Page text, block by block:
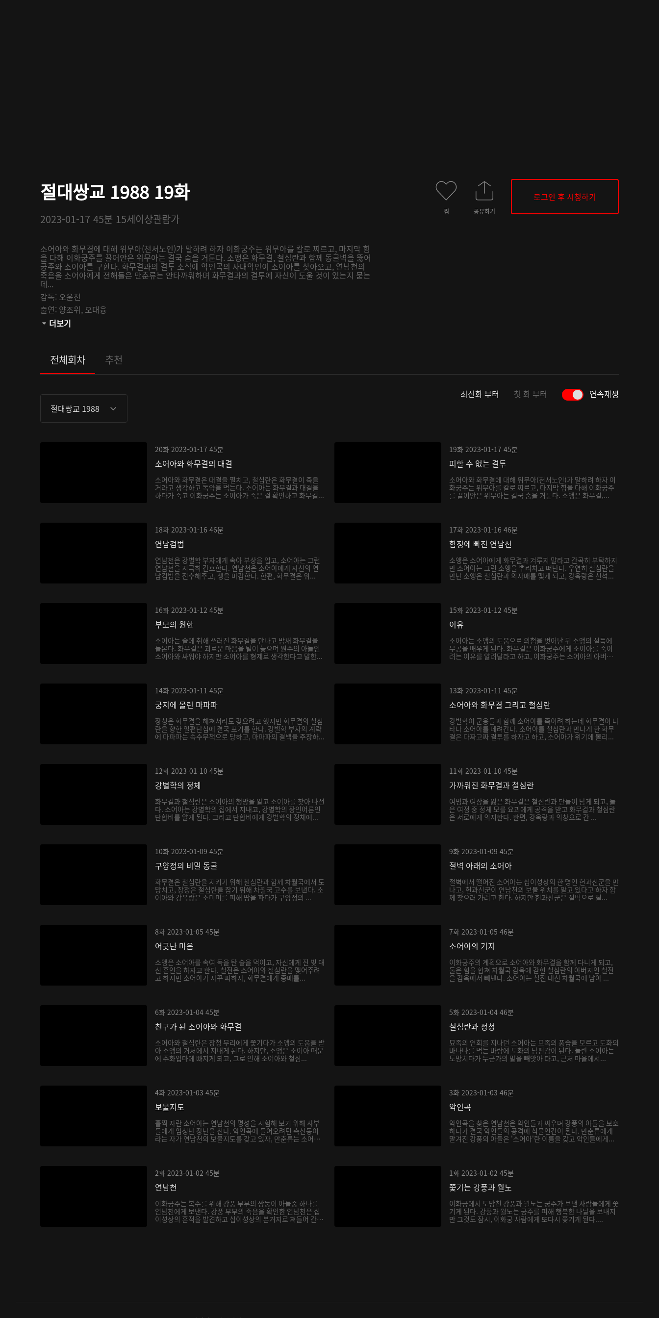
절대쌍교 1988 19화
2023-01-17 45분 15세이상관람가
소어아와 화무결에 대해 위무아(천서노인)가 말하려 하자 이화궁주는 위무아를 칼로 찌르고, 마지막 힘
을 다해 이화궁주를 끌어안은 위무아는 결국 숨을 거둔다. 소앵은 화무결, 철심란과 함께 동굴벽을 뚫어
궁주와 소어아를 구한다. 화무결과의 결투 소식에 악인곡의 사대악인이 소어아를 찾아오고, 연남천의
죽음을 소어아에게 전해들은 만춘류는 안타까워하며 화무결과의 결투에 자신이 도울 것이 있는지 묻는
데...
감독: 오윤천
출연: 양조위, 오대융
관람등급:
더보기
찜 공유하기
로그인 후 시청하기
전체회차 추천
절대쌍교 1988
최신화 부터 첫 화 부터 연속재생
20화 2023-01-17 45분
소어아와 화무결의 대결
소어아와 화무결은 대결을 펼치고, 철심란은 화무결이 죽을
거라고 생각하고 독약을 먹는다. 소어아는 화무결과 대결을
하다가 죽고 이화궁주는 소어아가 죽은 걸 확인하고 화무결...
19화 2023-01-17 45분
피할 수 없는 결투
소어아와 화무결에 대해 위무아(천서노인)가 말하려 하자 이
화궁주는 위무아를 칼로 찌르고, 마지막 힘을 다해 이화궁주
를 끌어안은 위무아는 결국 숨을 거둔다. 소앵은 화무결,...
18화 2023-01-16 46분
연남검법
연남천은 강별학 부자에게 속아 부상을 입고, 소어아는 그런
연남천을 지극히 간호한다. 연남천은 소어아에게 자신의 연
남검법을 전수해주고, 생을 마감한다. 한편, 화무결은 위...
17화 2023-01-16 46분
함정에 빠진 연남천
소앵은 소어아에게 화무결과 겨루지 말라고 간곡히 부탁하지
만 소어아는 그런 소앵을 뿌리치고 떠난다. 우연히 철심란을
만난 소앵은 철심란과 의자매를 맺게 되고, 강옥랑은 신석...
16화 2023-01-12 45분
부모의 원한
소어아는 술에 취해 쓰러진 화무결을 만나고 밤새 화무결을
돌본다. 화무결은 괴로운 마음을 털어 놓으며 원수의 아들인
소어아와 싸워야 하지만 소어아를 형제로 생각한다고 말한...
15화 2023-01-12 45분
이유
소어아는 소앵의 도움으로 의험을 벗어난 뒤 소앵의 설득에
무공을 배우게 된다. 화무결은 이화궁주에게 소어아를 죽이
려는 이유를 알려달라고 하고, 이화궁주는 소어아의 아버지
14화 2023-01-11 45분
궁지에 몰린 마파파
장청은 화무결을 해쳐서라도 갖으려고 했지만 화무결의 철심
란을 향한 일편단심에 결국 포기를 한다. 강별학 부자의 계략
에 마파파는 속수무책으로 당하고, 마파파의 결백을 주장하...
13화 2023-01-11 45분
소어아와 화무결 그리고 철심란
강별학이 군웅들과 함께 소어아를 죽이려 하는데 화무결이 나
타나 소어아를 데려간다. 소어아를 철심란과 만나게 한 화무
결은 다짜고짜 결투를 하자고 하고, 소어아가 위기에 몰리...
12화 2023-01-10 45분
강별학의 정체
화무결과 철심란은 소어아의 행방을 알고 소어아를 찾아 나선
다. 소어아는 강별학의 집에서 지내고, 강별학의 장인어른인
단합비를 알게 된다. 그리고 단합비에게 강별학의 정체에...
11화 2023-01-10 45분
가까워진 화무결과 철심란
여빙과 여상을 잃은 화무결은 철심란과 단둘이 남게 되고, 둘
은 여정 중 정체 모를 요괴에게 공격을 받고 화무결과 철심란
은 서로에게 의지한다. 한편, 강옥랑과 의창으로 간 ...
10화 2023-01-09 45분
구양정의 비밀 동굴
화무결은 철심란을 지키기 위해 철심란과 함께 차월국에서 도
망치고, 장청은 철심란을 잡기 위해 차월국 고수를 보낸다. 소
어아와 강옥랑은 소미미를 피해 땅을 파다가 구양정의 ...
9화 2023-01-09 45분
절벽 아래의 소어아
절벽에서 떨어진 소어아는 십이성상의 한 명인 헌과신군을 만
나고, 헌과신군이 연남천의 보물 위치를 알고 있다고 하자 함
께 찾으러 가려고 한다. 하지만 헌과신군은 절벽으로 떨...
8화 2023-01-05 45분
어긋난 마음
소앵은 소어아를 속여 독을 탄 술을 먹이고, 자신에게 진 빚 대
신 혼인을 하자고 한다. 철전은 소어아와 철심란을 맺어주려
고 하지만 소어아가 자꾸 피하자, 화무결에게 중매를...
7화 2023-01-05 46분
소어아의 기지
이화궁주의 계획으로 소어아와 화무결을 함께 다니게 되고,
둘은 힘을 합쳐 차월국 감옥에 갇힌 철심란의 아버지인 철전
을 감옥에서 빼낸다. 소어아는 철전 대신 차월국에 남아 ...
6화 2023-01-04 45분
친구가 된 소어아와 화무결
소어아와 철심란은 장청 무리에게 쫓기다가 소앵의 도움을 받
아 소앵의 거처에서 지내게 된다. 하지만, 소앵은 소어아 때문
에 주화입마에 빠지게 되고, 그로 인해 소어아와 철심...
5화 2023-01-04 46분
철심란과 정청
묘족의 연회를 지나던 소어아는 묘족의 풍습을 모르고 도화의
바나나를 먹는 바람에 도화의 남편감이 된다. 놀란 소어아는
도망치다가 누군가의 말을 빼앗아 타고, 근처 마을에서...
4화 2023-01-03 45분
보물지도
훌쩍 자란 소어아는 연남천의 명성을 시험해 보기 위해 사부
들에게 엄청난 장난을 친다. 악인곡에 들어오려던 촉산동이
라는 자가 연남천의 보물지도를 갖고 있자, 만춘류는 소어
3화 2023-01-03 46분
악인곡
악인곡을 찾은 연남천은 악인들과 싸우며 강풍의 아들을 보호
하다가 결국 악인들의 공격에 식물인간이 된다. 만춘류에게
맡겨진 강풍의 아들은 '소어아'란 이름을 갖고 악인들에게...
2화 2023-01-02 45분
연남천
이화궁주는 복수를 위해 강풍 부부의 쌍둥이 아들중 하나를
연남천에게 보낸다. 강풍 부부의 죽음을 확인한 연남천은 십
이성상의 흔적을 발견하고 십이성상의 본거지로 쳐들어 간
1화 2023-01-02 45분
쫓기는 강풍과 월노
이화궁에서 도망친 강풍과 월노는 궁주가 보낸 사람들에게 쫓
기게 된다. 강풍과 월노는 궁주를 피해 행복한 나날을 보내지
만 그것도 잠시, 이화궁 사람에게 또다시 쫓기게 된다....